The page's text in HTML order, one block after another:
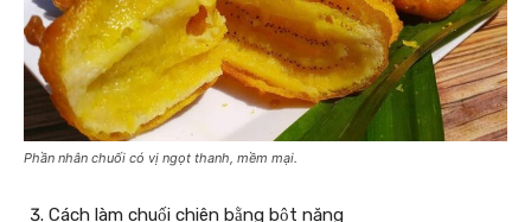
Phần nhân chuối có vị ngọt thanh, mềm mại.
Cách làm chuối chiên bằng bột năng